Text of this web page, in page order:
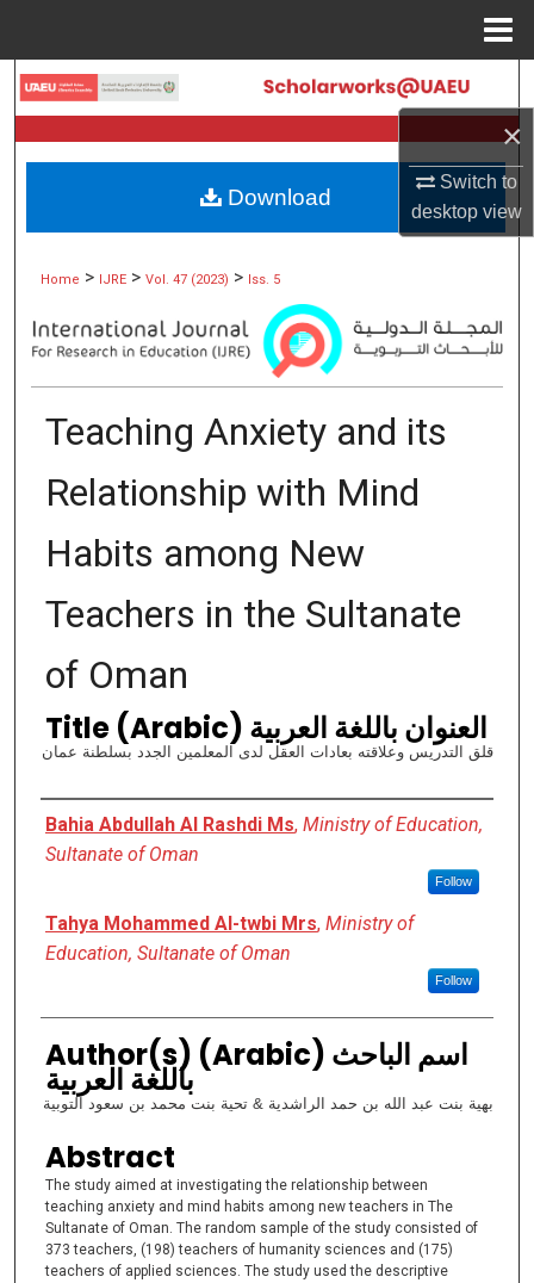
×
Switch to
desktopview
Search
Browse Collections
My Account
Digital Commons Network™
Home > IJRE > Vol. 47 (2023) > Iss. 5
Teaching Anxiety and its
Relationship with Mind
Habits among New
Teachers in the Sultanate
of Oman
Title (Arabic) العنوان باللغة العربية
قلق التدريس وعلاقته بعادات العقل لدى المعلمين الجدد بسلطنة عمان
Authors
Bahia Abdullah Al Rashdi Ms, Ministry of Education,
Sultanate of Oman
Follow
Tahya Mohammed Al-twbi Mrs, Ministry of
Education, Sultanate of Oman
Follow
Author(s) (Arabic) اسم الباحث
باللغة العربية
بهية بنت عبد الله بن حمد الراشدية & تحية بنت محمد بن سعود التوبية
Abstract
The study aimed at investigating the relationship between
teaching anxiety and mind habits among new teachers in The
Sultanate of Oman. The random sample of the study consisted of
373 teachers, (198) teachers of humanity sciences and (175)
teachers of applied sciences. The study used the descriptive
Download